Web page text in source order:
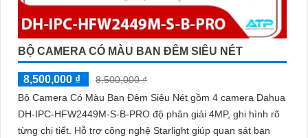
BỘ CAMERA CÓ MÀU BAN ĐÊM SIÊU NÉT
8,500,000 ₫
8,500,000 ₫
Bộ Camera Có Màu Ban Đêm Siêu Nét gồm 4 camera Dahua
DH-IPC-HFW2449M-S-B-PRO độ phân giải 4MP, ghi hình rõ
từng chi tiết. Hỗ trợ công nghệ Starlight giúp quan sát ban